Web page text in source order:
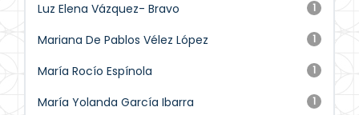
1
Luz Elena Vázquez- Bravo
1
Mariana De Pablos Vélez López
1
María Rocío Espínola
1
María Yolanda García Ibarra